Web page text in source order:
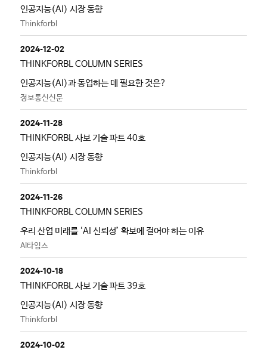
인공지능(AI) 시장 동향
Thinkforbl
2024-12-02
THINKFORBL COLUMN SERIES
인공지능(AI)과 동업하는 데 필요한 것은?
정보통신신문
2024-11-28
THINKFORBL 사보 기술 파트 40호
인공지능(AI) 시장 동향
Thinkforbl
2024-11-26
THINKFORBL COLUMN SERIES
우리 산업 미래를 ‘AI 신뢰성’ 확보에 걸어야 하는 이유
AI타임스
2024-10-18
THINKFORBL 사보 기술 파트 39호
인공지능(AI) 시장 동향
Thinkforbl
2024-10-02